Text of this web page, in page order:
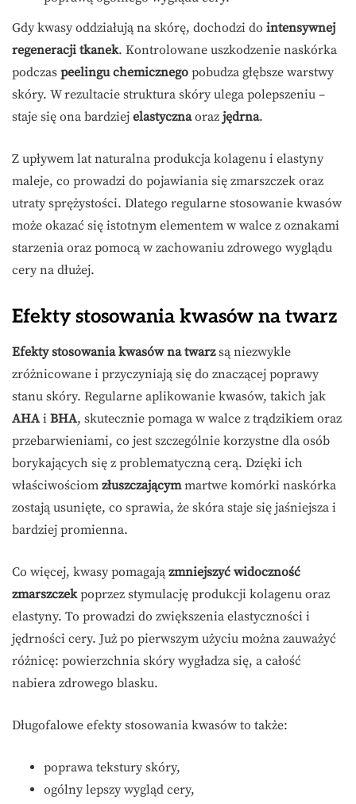
Gdy kwasy oddziałują na skórę, dochodzi do intensywnej
regeneracji tkanek. Kontrolowane uszkodzenie naskórka
podczas peelingu chemicznego pobudza głębsze warstwy
skóry. W rezultacie struktura skóry ulega polepszeniu –
staje się ona bardziej elastycznaoraz jędrna.
Z upływem lat naturalna produkcja kolagenu i elastyny
maleje, co prowadzi do pojawiania się zmarszczek oraz
utraty sprężystości. Dlatego regularne stosowanie kwasów
może okazać się istotnym elementem w walce z oznakami
starzenia oraz pomocą w zachowaniu zdrowego wyglądu
cery na dłużej.
Efekty stosowania kwasów na twarz
Efekty stosowania kwasów na twarzsą niezwykle
zróżnicowane i przyczyniają się do znaczącej poprawy
stanu skóry. Regularne aplikowanie kwasów, takich jak
AHA i BHA, skutecznie pomaga w walce z trądzikiem oraz
przebarwieniami, co jest szczególnie korzystne dla osób
borykających się z problematyczną cerą. Dzięki ich
właściwościom złuszczającymmartwe komórki naskórka
zostają usunięte, co sprawia, że skóra staje się jaśniejsza i
bardziej promienna.
Co więcej, kwasy pomagają zmniejszyć widoczność
zmarszczekpoprzez stymulację produkcji kolagenu oraz
elastyny. To prowadzi do zwiększenia elastyczności i
jędrności cery. Już po pierwszym użyciu można zauważyć
różnicę: powierzchnia skóry wygładza się, a całość
nabiera zdrowego blasku.
Długofalowe efekty stosowania kwasów to także:
poprawa tekstury skóry,
ogólny lepszy wygląd cery,